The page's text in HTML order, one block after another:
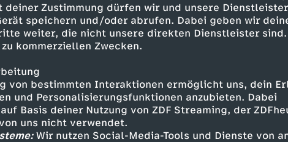
Zustimmung dürfen wir und unsere
speichern und/oder abrufen. Dabei geben wir
weiter, die nicht unsere direkten Dienstleister sind.
kommerziellen Zwecken.
von bestimmten Interaktionen ermöglicht uns, dein
und Personalisierungsfunktionen anzubieten. Dabei
Basis deiner Nutzung von ZDF Streaming, der
uns nicht verwendet.
Wir nutzen Social-Media-Tools und Dienste von
USA groß. Say